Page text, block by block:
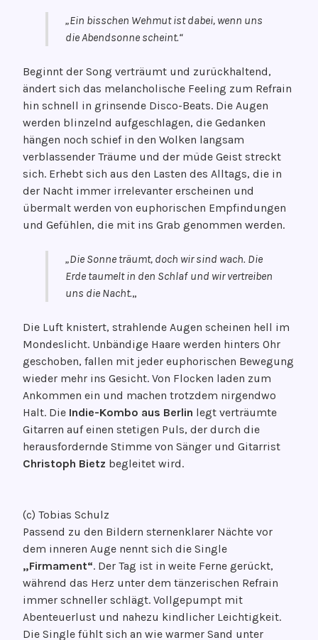
J
a
n
u
a
r
2
0
2
3
„Ein bisschen Wehmut ist dabei, wenn uns
die Abendsonne scheint.“
Beginnt der Song verträumt und zurückhaltend,
ändert sich das melancholische Feeling zum Refrain
hin schnell in grinsende Disco-Beats. Die Augen
werden blinzelnd aufgeschlagen, die Gedanken
hängen noch schief in den Wolken langsam
verblassender Träume und der müde Geist streckt
sich. Erhebt sich aus den Lasten des Alltags, die in
der Nacht immer irrelevanter erscheinen und
übermalt werden von euphorischen Empfindungen
und Gefühlen, die mit ins Grab genommen werden.
„Die Sonne träumt, doch wir sind wach. Die
Erde taumelt in den Schlaf und wir vertreiben
uns die Nacht.„
Die Luft knistert, strahlende Augen scheinen hell im
Mondeslicht. Unbändige Haare werden hinters Ohr
geschoben, fallen mit jeder euphorischen Bewegung
wieder mehr ins Gesicht. Von Flocken laden zum
Ankommen ein und machen trotzdem nirgendwo
Halt. Die Indie-Kombo aus Berlin legt verträumte
Gitarren auf einen stetigen Puls, der durch die
herausfordernde Stimme von Sänger und Gitarrist
Christoph Bietz begleitet wird.
(c) Tobias Schulz
Passend zu den Bildern sternenklarer Nächte vor
dem inneren Auge nennt sich die Single
„Firmament“. Der Tag ist in weite Ferne gerückt,
während das Herz unter dem tänzerischen Refrain
immer schneller schlägt. Vollgepumpt mit
Abenteuerlust und nahezu kindlicher Leichtigkeit.
Die Single fühlt sich an wie warmer Sand unter